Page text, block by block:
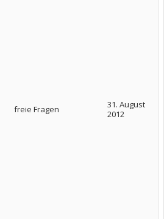
freie Fragen
31. August
2012